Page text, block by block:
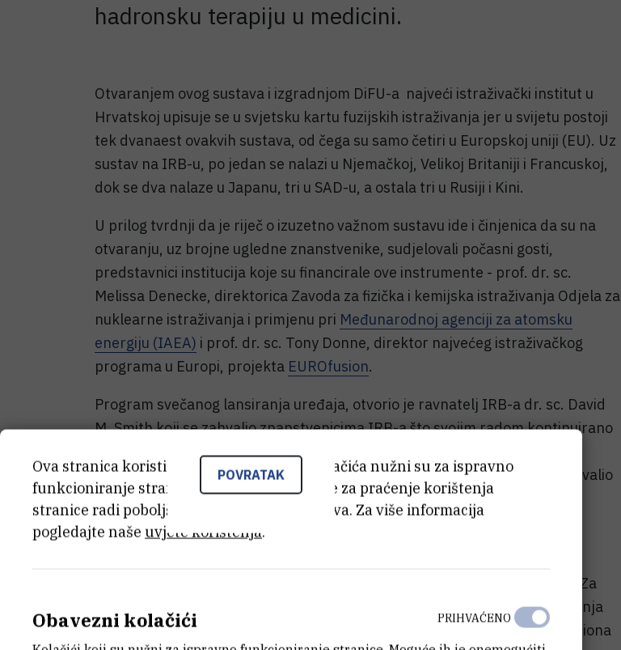
hadronsku terapiju u medicini.
Otvaranjem ovog sustava i izgradnjom DiFU-a najveći istraživački institut u
Hrvatskoj upisuje se u svjetsku kartu fuzijskih istraživanja jer u svijetu postoji
tek dvanaest ovakvih sustava, od čega su samo četiri u Europskoj uniji (EU). Uz
sustav na IRB-u, po jedan se nalazi u Njemačkoj, Velikoj Britaniji i Francuskoj,
dok se dva nalaze u Japanu, tri u SAD-u, a ostala tri u Rusiji i Kini.
U prilog tvrdnji da je riječ o izuzetno važnom sustavu ide i činjenica da su na
otvaranju, uz brojne ugledne znanstvenike, sudjelovali počasni gosti,
predstavnici institucija koje su financirale ove instrumente - prof. dr. sc.
Melissa Denecke, direktorica Zavoda za fizička i kemijska istraživanja Odjela za
nuklearne istraživanja i primjenu pri Međunarodnoj agenciji za atomsku
energiju (IAEA) i prof. dr. sc. Tony Donne, direktor najvećeg istraživačkog
programa u Europi, projekta EUROfusion.
Program svečanog lansiranja uređaja, otvorio je ravnatelj IRB-a dr. sc. David
M. Smith koji se zahvalio znanstvenicima IRB-a što svojim radom kontinuirano
podižu ljestvicu izvrsnosti. Dr. Smith je izrazio veliko zadovoljstvo zbog
činjenice da će ovaj sustav generirati i tri nova doktorata. Posebno se zahvalio
prof. Denecke i prof. Donneu na na suradnji i financijskoj potpori IAEA-e i
projekta EUROfusion istraživanjima na 'Ruđeru'.
objašnjava dr. sc. Tonči Tadić, voditelj fuzijskog programa u Hrvatskoj - ''Za
razvoj materijala potrebnih za fuzijsku elektranu nužno je imitirati oštećenja
na materijalima uzrokovana zračenjem. To je moguće pomoću dva snopa iona
POVRATAK
Ova stranica koristi kolačiće. Neki od tih kolačića nužni su za ispravno
funkcioniranje stranice, dok se drugi koriste za praćenje korištenja
stranice radi poboljšanja korisničkog iskustva. Za više informacija
pogledajte naše uvjete korištenja.
Obavezni kolačići PRIHVAĆENO